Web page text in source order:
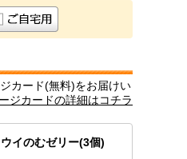
カード(無料)をお届けい
ジカードの詳細はコチラ
イのむゼリー(3個)